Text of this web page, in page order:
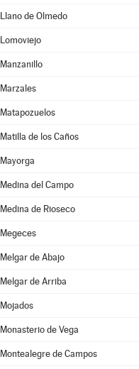
Llano de Olmedo
Lomoviejo
Manzanillo
Marzales
Matapozuelos
Matilla de los Caños
Mayorga
Medina del Campo
Medina de Rioseco
Megeces
Melgar de Abajo
Melgar de Arriba
Mojados
Monasterio de Vega
Montealegre de Campos